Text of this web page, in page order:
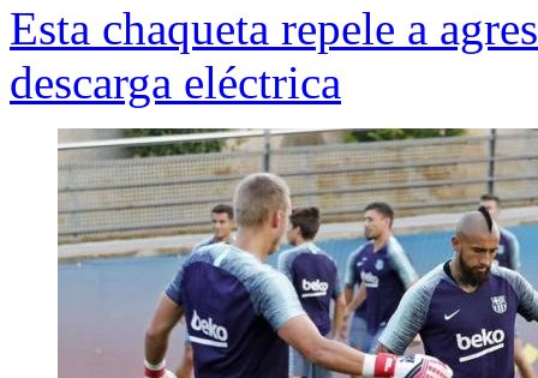
Esta chaqueta repele a
descarga eléctrica